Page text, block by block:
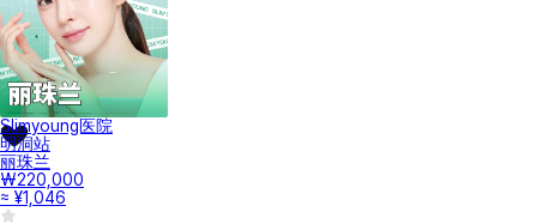
Slimyoung医院
明洞站
丽珠兰
₩220,000
≈ ¥1,046